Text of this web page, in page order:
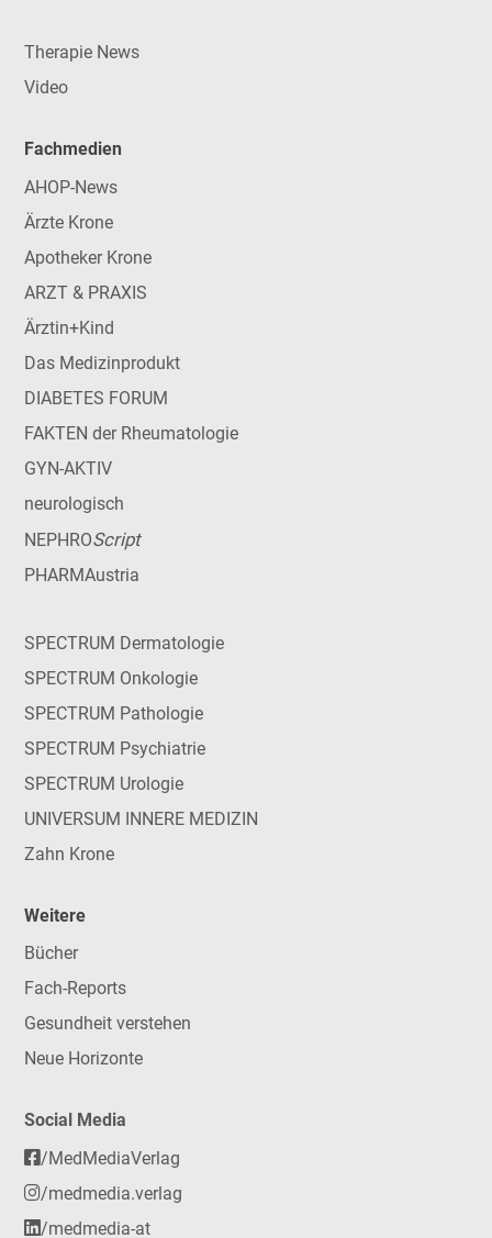
Therapie News
Video
Fachmedien
AHOP-News
Ärzte Krone
Apotheker Krone
ARZT & PRAXIS
Ärztin+Kind
Das Medizinprodukt
DIABETES FORUM
FAKTEN der Rheumatologie
GYN-AKTIV
neurologisch
NEPHROScript
PHARMAustria
SPECTRUM Dermatologie
SPECTRUM Onkologie
SPECTRUM Pathologie
SPECTRUM Psychiatrie
SPECTRUM Urologie
UNIVERSUM INNERE MEDIZIN
Zahn Krone
Weitere
Bücher
Fach-Reports
Gesundheit verstehen
Neue Horizonte
Social Media
/MedMediaVerlag
/medmedia.verlag
/medmedia-at